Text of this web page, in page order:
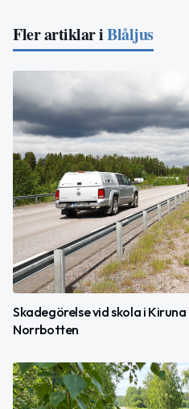
Fler artiklar iBlåljus
Skadegörelse vid skola i
Norrbotten